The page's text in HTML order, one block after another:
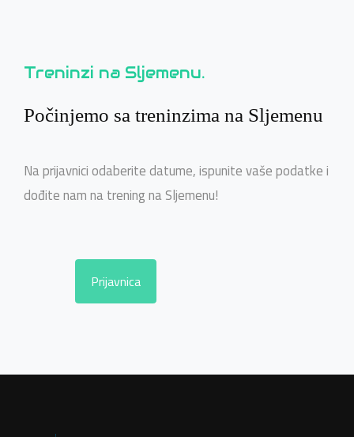
Treninzi na Sljemenu
Počinjemo sa treninzima na Sljemenu
Na prijavnici odaberite datume, ispunite vaše podatke i
dođite nam na trening na Sljemenu!